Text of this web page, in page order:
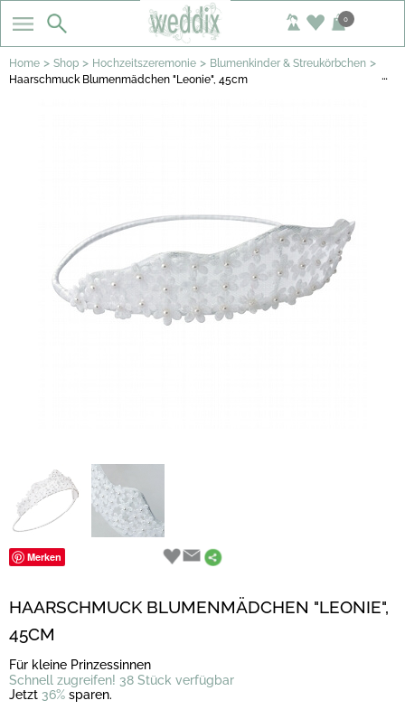
0
Home > Shop > Hochzeitszeremonie > Blumenkinder & Streukörbchen >
Haarschmuck Blumenmädchen "Leonie", 45cm …
Merken
HAARSCHMUCK BLUMENMÄDCHEN "LEONIE",
45CM
Für kleine Prinzessinnen
Schnell zugreifen! 38 Stück verfügbar
Jetzt 36% sparen.